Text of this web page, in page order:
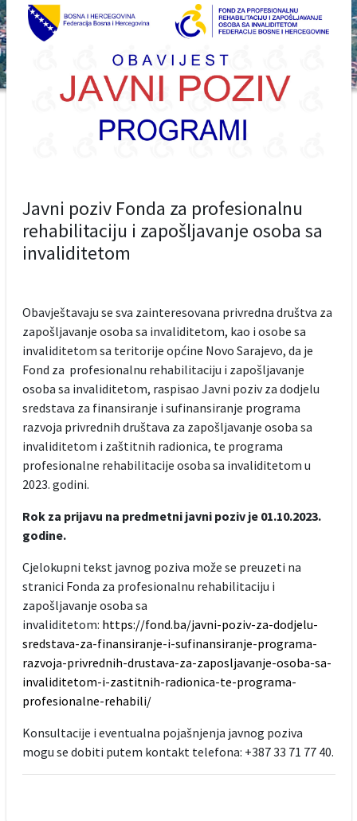
Javni poziv Fonda za profesionalnu
rehabilitaciju i zapošljavanje osoba sa
invaliditetom
Obavještavaju se sva zainteresovana privredna društva za
zapošljavanje osoba sa invaliditetom, kao i osobe sa
invaliditetom sa teritorije općine Novo Sarajevo, da je
Fond za profesionalnu rehabilitaciju i zapošljavanje
osoba sa invaliditetom, raspisao Javni poziv za dodjelu
sredstava za finansiranje i sufinansiranje programa
razvoja privrednih društava za zapošljavanje osoba sa
invaliditetom i zaštitnih radionica, te programa
profesionalne rehabilitacije osoba sa invaliditetom u
2023. godini.
Rok za prijavu na predmetni javni poziv je 01.10.2023.
godine.
Cjelokupni tekst javnog poziva može se preuzeti na
stranici Fonda za profesionalnu rehabilitaciju i
zapošljavanje osoba sa
invaliditetom: https://fond.ba/javni-poziv-za-dodjelu-
sredstava-za-finansiranje-i-sufinansiranje-programa-
razvoja-privrednih-drustava-za-zaposljavanje-osoba-sa-
invaliditetom-i-zastitnih-radionica-te-programa-
profesionalne-rehabili/
Konsultacije i eventualna pojašnjenja javnog poziva
mogu se dobiti putem kontakt telefona: +387 33 71 77 40.